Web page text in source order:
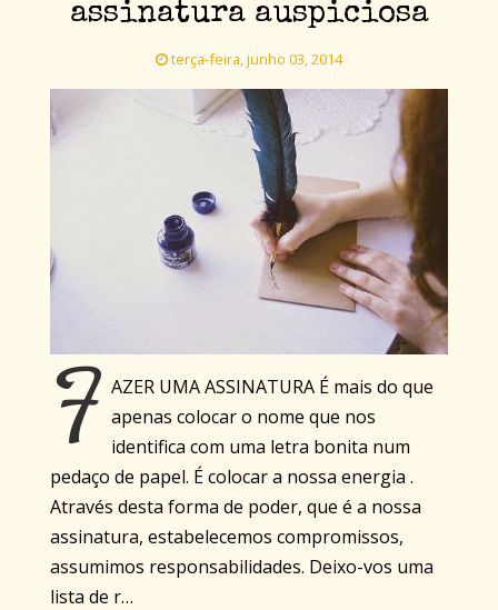
assinatura auspiciosa
terça-feira, junho 03, 2014
F AZER UMA ASSINATURA É mais do que
apenas colocar o nome que nos
identifica com uma letra bonita num
pedaço de papel. É colocar a nossa energia .
Através desta forma de poder, que é a nossa
assinatura, estabelecemos compromissos,
assumimos responsabilidades. Deixo-vos uma
lista de r…